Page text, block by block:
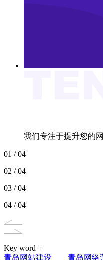
我们专注于提升您的
01 / 04
02 / 04
03 / 04
04 / 04
Key word +
青岛网站建设
青岛网络